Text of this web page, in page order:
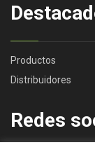
Productos
Distribuidores
Redes